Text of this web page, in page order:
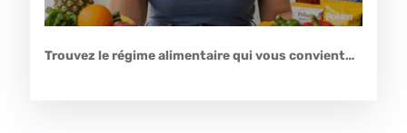
Trouvez le régime alimentaire qui vous convient…